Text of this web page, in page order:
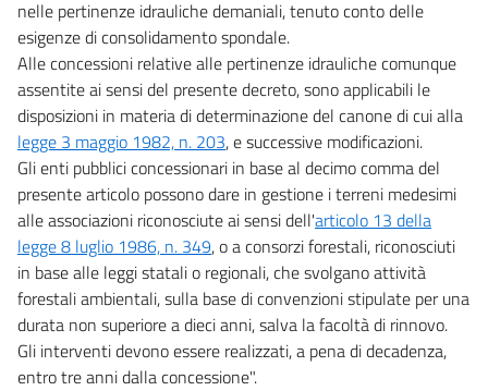
nelle pertinenze idrauliche demaniali, tenuto conto delle
esigenze di consolidamento spondale.
Alle concessioni relative alle pertinenze idrauliche comunque
assentite ai sensi del presente decreto, sono applicabili le
disposizioni in materia di determinazione del canone di cui alla
legge 3 maggio 1982, n. 203, e successive modificazioni.
Gli enti pubblici concessionari in base al decimo comma del
presente articolo possono dare in gestione i terreni medesimi
alle associazioni riconosciute ai sensi dell'articolo 13 della
legge 8 luglio 1986, n. 349, o a consorzi forestali, riconosciuti
in base alle leggi statali o regionali, che svolgano attività
forestali ambientali, sulla base di convenzioni stipulate per una
durata non superiore a dieci anni, salva la facoltà di rinnovo.
Gli interventi devono essere realizzati, a pena di decadenza,
entro tre anni dalla concessione".